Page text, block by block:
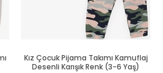
Kız Çocuk Pijama Takımı Kamuflaj
Desenli Karışık Renk (3-6 Yaş)